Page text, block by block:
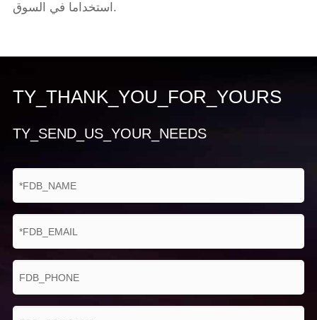
استخداما في السوق.
TY_THANK_YOU_FOR_YOURS
TY_SEND_US_YOUR_NEEDS